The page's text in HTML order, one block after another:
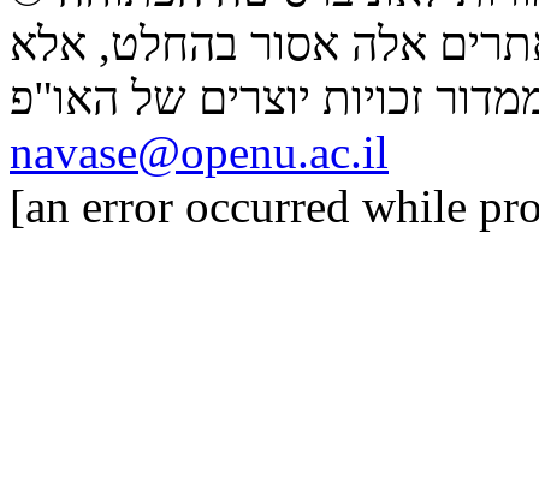
אלה אסור בהחלט, אלא
זכויות יוצרים של האו"פ
navase@openu.ac.il
[an error occurred while